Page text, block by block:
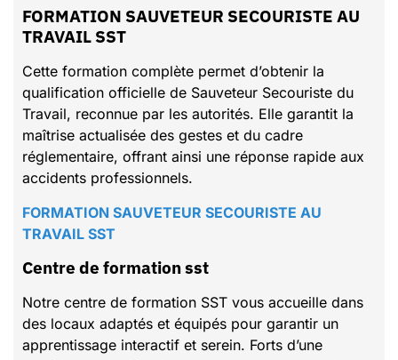
FORMATION SAUVETEUR SECOURISTE AU
TRAVAIL SST
Cette formation complète permet d’obtenir la
qualification officielle de Sauveteur Secouriste du
Travail, reconnue par les autorités. Elle garantit la
maîtrise actualisée des gestes et du cadre
réglementaire, offrant ainsi une réponse rapide aux
accidents professionnels.
FORMATION SAUVETEUR SECOURISTE AU
TRAVAIL SST
Centre de formation sst
Notre centre de formation SST vous accueille dans
des locaux adaptés et équipés pour garantir un
apprentissage interactif et serein. Forts d’une